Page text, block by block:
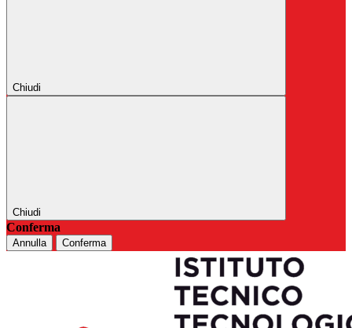
Chiudi
Chiudi
Conferma
Annulla Conferma